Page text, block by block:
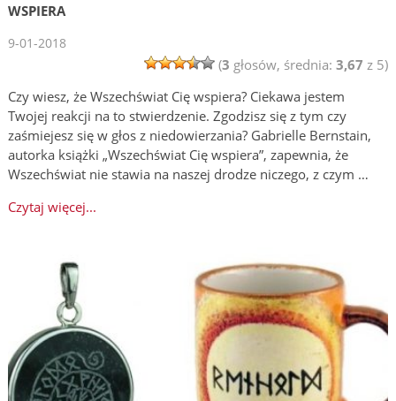
WSPIERA
9-01-2018
(3 głosów, średnia: 3,67 z 5)
Czy wiesz, że Wszechświat Cię wspiera? Ciekawa jestem
Twojej reakcji na to stwierdzenie. Zgodzisz się z tym czy
zaśmiejesz się w głos z niedowierzania? Gabrielle Bernstain,
autorka książki „Wszechświat Cię wspiera”, zapewnia, że
Wszechświat nie stawia na naszej drodze niczego, z czym …
Czytaj więcej...